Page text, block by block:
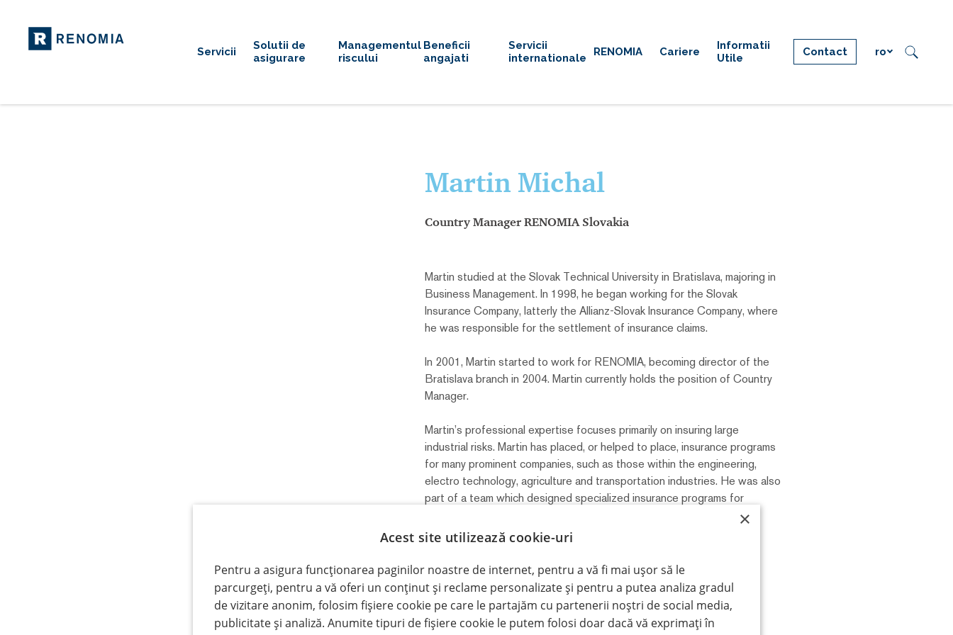
Servicii
Solutii de
asigurare
Managementul
riscului
Beneficii
angajati
Servicii
internationale
RENOMIA Cariere
Informatii
Utile
Contact ro
Martin Michal
Country Manager RENOMIA Slovakia
Martin studied at the Slovak Technical University in Bratislava, majoring in
Business Management. In 1998, he began working for the Slovak
Insurance Company, latterly the Allianz-Slovak Insurance Company, where
he was responsible for the settlement of insurance claims.
In 2001, Martin started to work for RENOMIA, becoming director of the
Bratislava branch in 2004. Martin currently holds the position of Country
Manager.
Martin’s professional expertise focuses primarily on insuring large
industrial risks. Martin has placed, or helped to place, insurance programs
for many prominent companies, such as those within the engineering,
electro technology, agriculture and transportation industries. He was also
part of a team which designed specialized insurance programs for
programs, technical risks and the settlement of claims.
×
Acest site utilizează cookie-uri
Pentru a asigura funcționarea paginilor noastre de internet, pentru a vă fi mai ușor să le
parcurgeți, pentru a vă oferi un conținut și reclame personalizate și pentru a putea analiza gradul
de vizitare anonim, folosim fișiere cookie pe care le partajăm cu partenerii noștri de social media,
publicitate și analiză. Anumite tipuri de fișiere cookie le putem folosi doar dacă vă exprimați în